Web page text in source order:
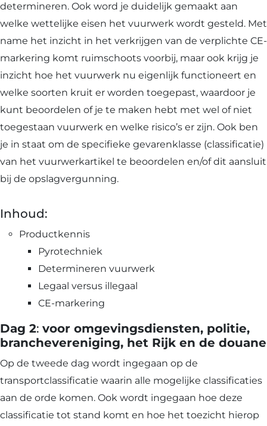
determineren. Ook word je duidelijk gemaakt aan
welke wettelijke eisen het vuurwerk wordt gesteld. Met
name het inzicht in het verkrijgen van de verplichte CE-
markering komt ruimschoots voorbij, maar ook krijg je
inzicht hoe het vuurwerk nu eigenlijk functioneert en
welke soorten kruit er worden toegepast, waardoor je
kunt beoordelen of je te maken hebt met wel of niet
toegestaan vuurwerk en welke risico’s er zijn. Ook ben
je in staat om de specifieke gevarenklasse (classificatie)
van het vuurwerkartikel te beoordelen en/of dit aansluit
bij de opslagvergunning.
Inhoud:
Productkennis
Pyrotechniek
Determineren vuurwerk
Legaal versus illegaal
CE-markering
Dag 2: voor omgevingsdiensten, politie,
branchevereniging, het Rijk en de douane
Op de tweede dag wordt ingegaan op de
transportclassificatie waarin alle mogelijke classificaties
aan de orde komen. Ook wordt ingegaan hoe deze
classificatie tot stand komt en hoe het toezicht hierop